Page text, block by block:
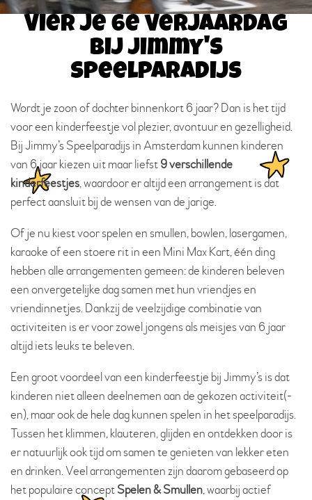
Vier je 6e verjaardag
bij Jimmy's
Speelparadijs
Wordt je zoon of dochter binnenkort 6 jaar? Dan is het tijd
voor een kinderfeestje vol plezier, avontuur en gezelligheid.
Bij Jimmy’s Speelparadijs in Amsterdam kunnen kinderen
van 6 jaar kiezen uit maar liefst9 verschillende
kinderfeestjes, waardoor er altijd een arrangement is dat
perfect aansluit bij de wensen van de jarige.
Of je nu kiest voor spelen en smullen, bowlen, lasergamen,
karaoke of een stoere rit in een Mini Max Kart, één ding
hebben alle arrangementen gemeen: de kinderen beleven
een onvergetelijke dag samen met hun vriendjes en
vriendinnetjes. Dankzij de veelzijdige combinatie van
activiteiten is er voor zowel jongens als meisjes van 6 jaar
altijd iets leuks te beleven.
Een groot voordeel van een kinderfeestje bij Jimmy’s is dat
kinderen niet alleen deelnemen aan de gekozen activiteit(-
en), maar ook de hele dag kunnen spelen in het speelparadijs.
Tussen het klimmen, klauteren, glijden en ontdekken door is
er natuurlijk ook tijd om samen te genieten van lekker eten
en drinken. Veel arrangementen zijn daarom gebaseerd op
het populaire conceptSpelen & Smullen, waarbij actief